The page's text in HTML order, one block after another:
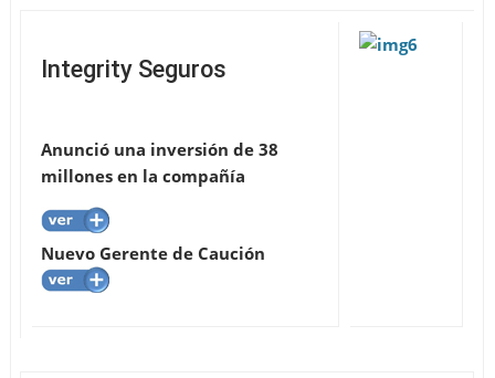
Integrity Seguros
Anunció una inversión de 38
millones en la compañía
Nuevo Gerente de Caución